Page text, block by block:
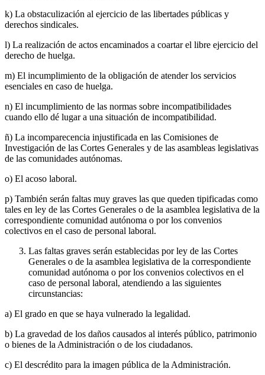
k) La obstaculización al ejercicio de las libertades públicas y
derechos sindicales.
l) La realización de actos encaminados a coartar el libre ejercicio del
derecho de huelga.
m) El incumplimiento de la obligación de atender los servicios
esenciales en caso de huelga.
n) El incumplimiento de las normas sobre incompatibilidades
cuando ello dé lugar a una situación de incompatibilidad.
ñ) La incomparecencia injustificada en las Comisiones de
Investigación de las Cortes Generales y de las asambleas legislativas
de las comunidades autónomas.
o) El acoso laboral.
p) También serán faltas muy graves las que queden tipificadas como
tales en ley de las Cortes Generales o de la asamblea legislativa de la
correspondiente comunidad autónoma o por los convenios
colectivos en el caso de personal laboral.
Las faltas graves serán establecidas por ley de las Cortes
Generales o de la asamblea legislativa de la correspondiente
comunidad autónoma o por los convenios colectivos en el
caso de personal laboral, atendiendo a las siguientes
circunstancias:
a) El grado en que se haya vulnerado la legalidad.
b) La gravedad de los daños causados al interés público, patrimonio
o bienes de la Administración o de los ciudadanos.
c) El descrédito para la imagen pública de la Administración.